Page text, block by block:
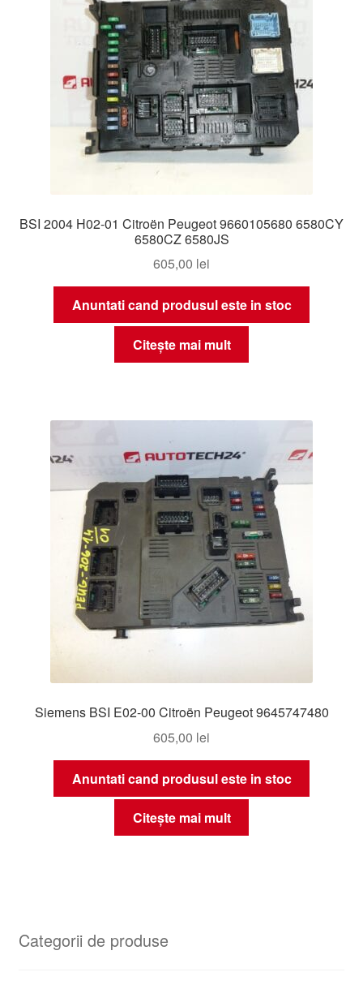
BSI 2004 H02-01 Citroën Peugeot 9660105680 6580CY
6580CZ 6580JS
605,00 lei
Anuntati cand produsul este in stoc
Citește mai mult
Siemens BSI E02-00 Citroën Peugeot 9645747480
605,00 lei
Anuntati cand produsul este in stoc
Citește mai mult
Categorii de produse